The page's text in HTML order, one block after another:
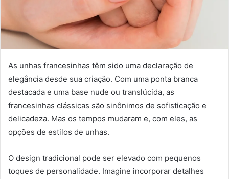
As unhas francesinhas têm sido uma declaração de
elegância desde sua criação. Com uma ponta branca
destacada e uma base nude ou translúcida, as
francesinhas clássicas são sinônimos de sofisticação e
delicadeza. Mas os tempos mudaram e, com eles, as
opções de estilos de unhas.
O design tradicional pode ser elevado com pequenos
toques de personalidade. Imagine incorporar detalhes